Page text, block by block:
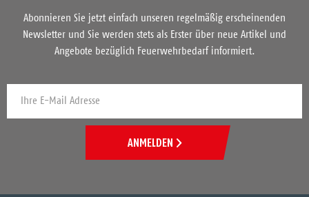
Abonnieren Sie jetzt einfach unseren regelmäßig erscheinenden
Newsletter und Sie werden stets als Erster über neue Artikel und
Angebote bezüglich Feuerwehrbedarf informiert.
ANMELDEN